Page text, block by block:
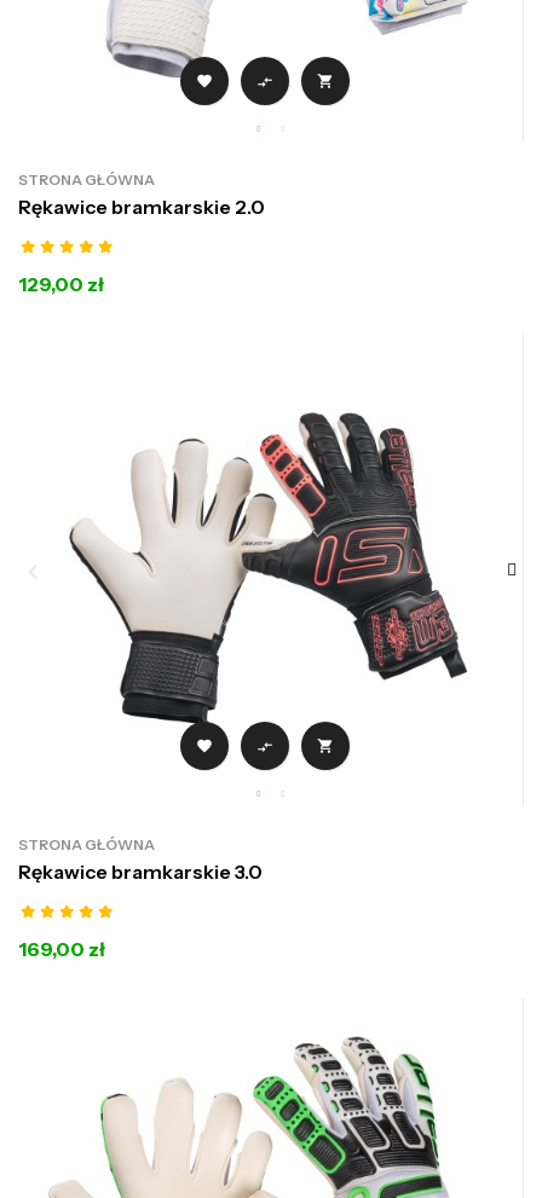
  
STRONA GŁÓWNA
Rękawice bramkarskie 2.0
129,00 zł
  
STRONA GŁÓWNA
Rękawice bramkarskie 3.0
169,00 zł